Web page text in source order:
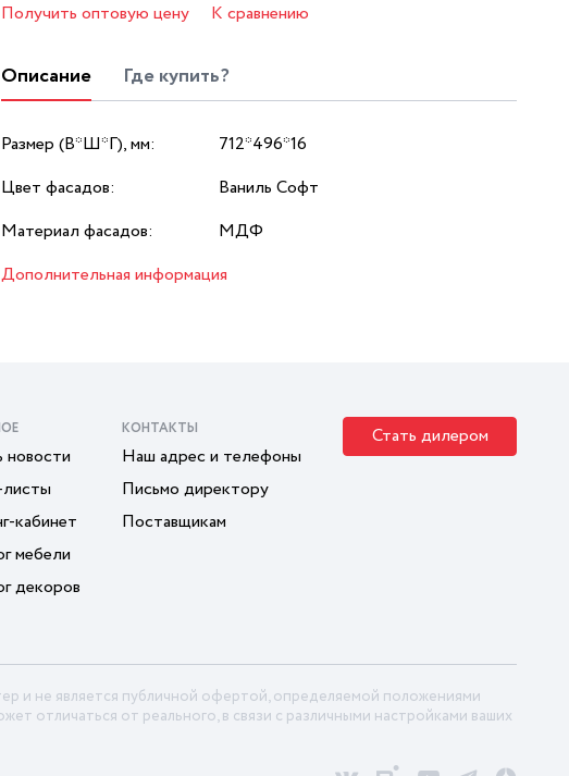
Получить оптовую цену К сравнению
Описание Где купить?
Размер (В*Ш*Г), мм:
712*496*16
Цвет фасадов:
Ваниль Софт
Материал фасадов:
МДФ
Дополнительная информация
новости
кабинет
мебели
декоров
КОНТАКТЫ
Наш адрес и телефоны
Письмо директору
Поставщикам
Стать дилером
и не является публичной офертой, определяемой положениями
отличаться от реального, в связи с различными настройками ваших